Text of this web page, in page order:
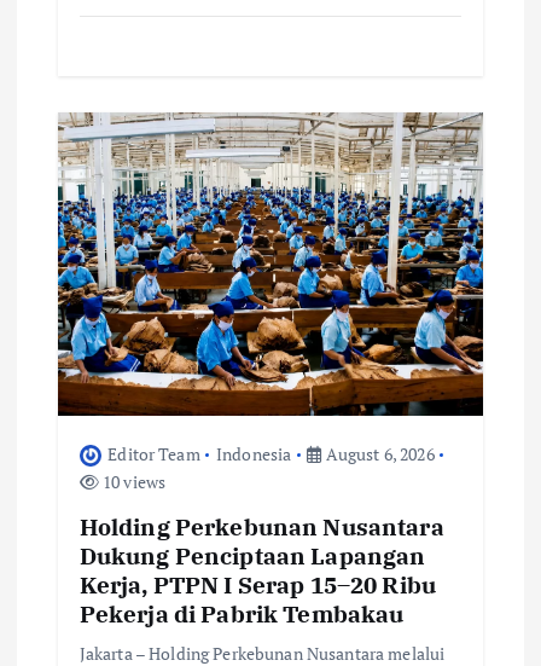
Editor Team Indonesia
August 6, 2026
10 views
Holding Perkebunan Nusantara
Dukung Penciptaan Lapangan
Kerja, PTPN I Serap 15–20 Ribu
Pekerja di Pabrik Tembakau
Jakarta – Holding Perkebunan Nusantara melalui